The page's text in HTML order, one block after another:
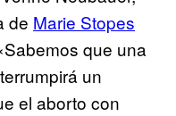
de Marie Stopes
que una
un
el aborto con